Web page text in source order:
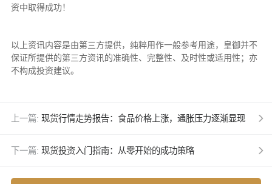
资中取得成功！
以上资讯内容是由第三方提供，纯粹用作一般参考用途，皇御并不
保证所提供的第三方资讯的准确性、完整性、及时性或适用性；亦
不构成投资建议。
上一篇: 现货行情走势报告：食品价格上涨，通胀压力逐渐显现
下一篇: 现货投资入门指南：从零开始的成功策略